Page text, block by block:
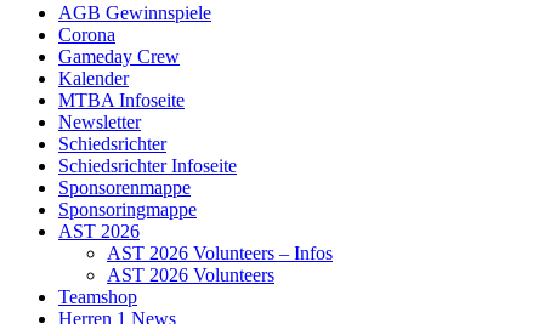
AGB Gewinnspiele
Corona
Gameday Crew
Kalender
MTBA Infoseite
Newsletter
Schiedsrichter
Schiedsrichter Infoseite
Sponsorenmappe
Sponsoringmappe
AST 2026
AST 2026 Volunteers – Infos
AST 2026 Volunteers
Teamshop
Herren 1 News